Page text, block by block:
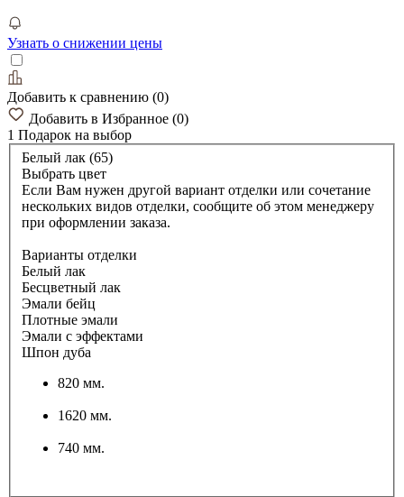
Узнать о снижении цены
Добавить к сравнению (0)
Добавить в Избранное (0)
1 Подарок на выбор
Белый лак (65)
Выбрать цвет
Если Вам нужен другой вариант отделки или сочетание
нескольких видов отделки, сообщите об этом менеджеру
при оформлении заказа.
Варианты отделки
Белый лак
Бесцветный лак
Эмали бейц
Плотные эмали
Эмали с эффектами
Шпон дуба
820 мм.
1620 мм.
740 мм.